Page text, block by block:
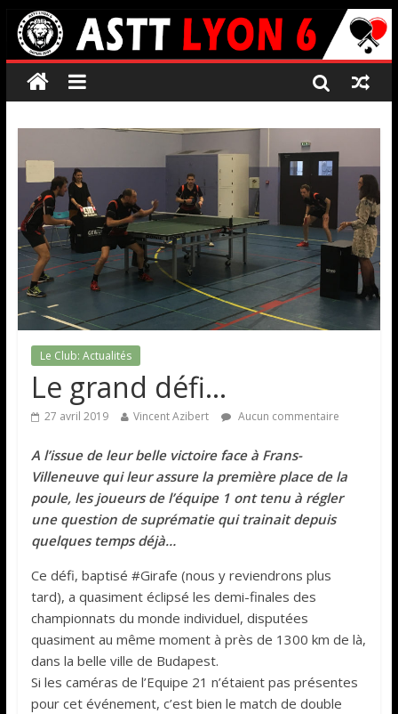
Le Club: Actualités
Le grand défi…
27 avril 2019 Vincent Azibert Aucun commentaire
A l’issue de leur belle victoire face à Frans-
Villeneuve qui leur assure la première place de la
poule, les joueurs de l’équipe 1 ont tenu à régler
une question de suprématie qui trainait depuis
quelques temps déjà…
Ce défi, baptisé #Girafe (nous y reviendrons plus
tard), a quasiment éclipsé les demi-finales des
championnats du monde individuel, disputées
quasiment au même moment à près de 1300 km de là,
dans la belle ville de Budapest.
Si les caméras de l’Equipe 21 n’étaient pas présentes
pour cet événement, c’est bien le match de double